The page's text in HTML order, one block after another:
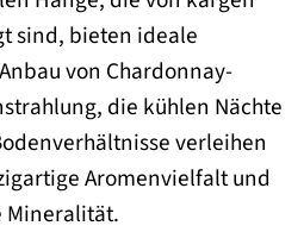
sind, bieten ideale
von Chardonnay-
die kühlen Nächte
verleihen
Aromenvielfalt und
Mineralität.